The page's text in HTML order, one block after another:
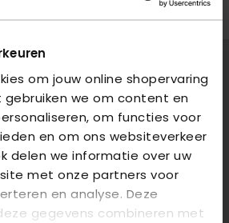
om jouw online shopervaring
we om content en
om functies voor
en om ons websiteverkeer
delen we informatie over uw
met onze partners voor
en analyse. Deze
gegevens combineren met
jeans van Only